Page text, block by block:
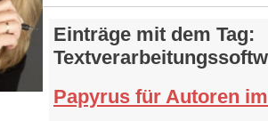
Einträge mit dem Tag:
Papyrus für Autoren